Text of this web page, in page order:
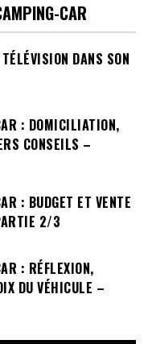
CAR
DANS SON
: DOMICILIATION,
CONSEILS –
: BUDGET ET VENTE
2/3
: RÉFLEXION,
DU VÉHICULE –